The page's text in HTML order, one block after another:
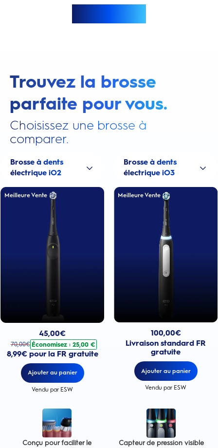
Trouvez la brosse
parfaite pour vous.
Choisissez une brosse à
comparer.
Brosse à dents
électrique iO2
Meilleure Vente
45,00€
70,00€ Économisez : 25,00 €
8,99€ pour la FR gratuite
Ajouter au panier
Vendu par ESW
Brosse à dents
électrique iO3
Meilleure Vente
100,00€
Livraison standard FR
gratuite
Ajouter au panier
Vendu par ESW
Conçu pour faciliter le Capteur de pression visible